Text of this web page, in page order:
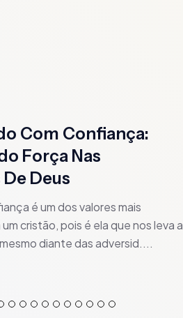
Com Confiança:
Força Nas
Deus
é um dos valores mais
cristão, pois é ela que nos leva a
diante das adversid....